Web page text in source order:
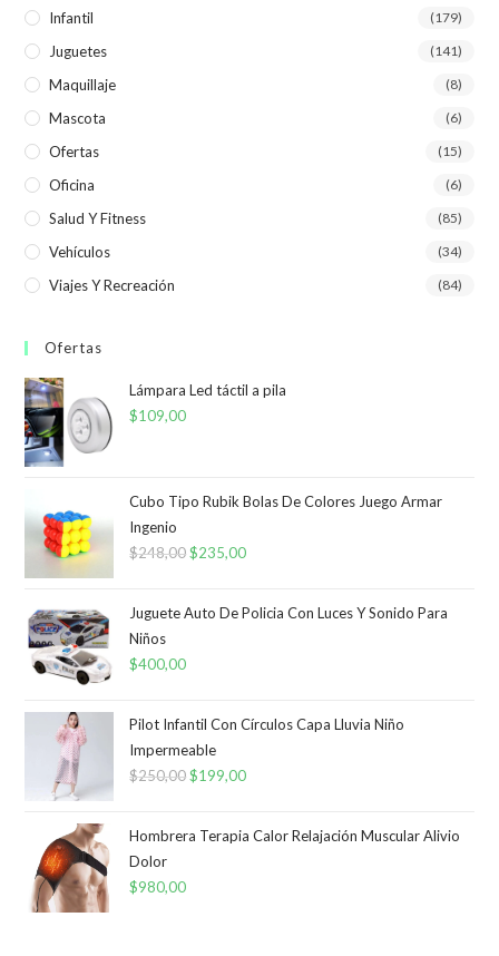
Infantil (179)
Juguetes (141)
Maquillaje (8)
Mascota (6)
Ofertas (15)
Oficina (6)
Salud Y Fitness (85)
Vehículos (34)
Viajes Y Recreación (84)
Ofertas
Lámpara Led táctil a pila
$109,00
Cubo Tipo Rubik Bolas De Colores Juego Armar
Ingenio
$248,00El
original
$235,00El
actual
Juguete Auto De Policia Con Luces Y Sonido Para
Niños
$400,00
Pilot Infantil Con Círculos Capa Lluvia Niño
Impermeable
$250,00El
original
$199,00El
actual
Hombrera Terapia Calor Relajación Muscular Alivio
Dolor
$980,00